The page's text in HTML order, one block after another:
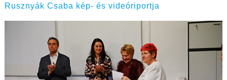
Rusznyák Csaba kép- és videóriportja